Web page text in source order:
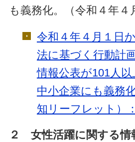
も義務化。（令和４年４
令和４年４月１日
法に基づく行動計
情報公表が101人
中小企業にも義務
知リーフレット）
２ 女性活躍に関する情